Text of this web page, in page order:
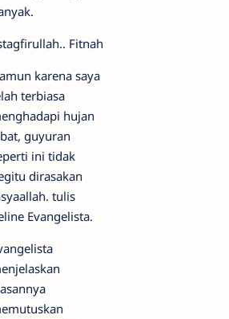
Fitnah
karena saya
terbiasa
hujan
guyuran
ini tidak
dirasakan
tulis
Evangelista.